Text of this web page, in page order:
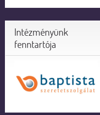
Intézményünk
fenntartója